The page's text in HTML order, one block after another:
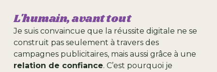
L'humain, avant tout
Je suis convaincue que la réussite digitale ne se
construit pas seulement à travers des
campagnes publicitaires, mais aussi grâce à une
relation de confiance. C’est pourquoi je